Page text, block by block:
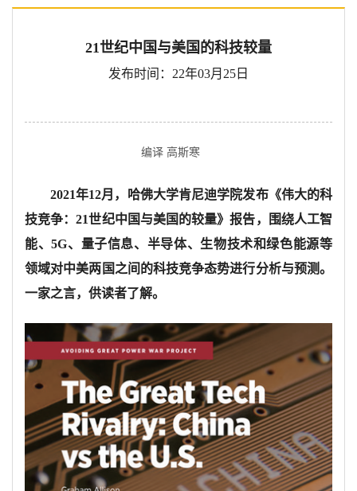
21世纪中国与美国的科技较量
发布时间：22年03月25日
编译 高斯寒
2021年12月，哈佛大学肯尼迪学院发布《伟大的科
技竞争：21世纪中国与美国的较量》报告，围绕人工智
能、5G、量子信息、半导体、生物技术和绿色能源等
领域对中美两国之间的科技竞争态势进行分析与预测。
一家之言，供读者了解。